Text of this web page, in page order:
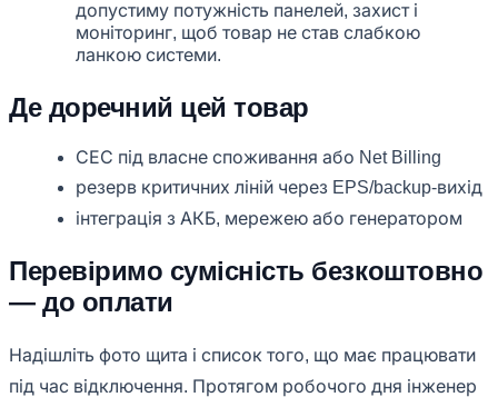
допустиму потужність панелей, захист і
моніторинг, щоб товар не став слабкою
ланкою системи.
Де доречний цей товар
СЕС під власне споживання або Net Billing
резерв критичних ліній через EPS/backup-вихід
інтеграція з АКБ, мережею або генератором
Перевіримо сумісність безкоштовно
— до оплати
Надішліть фото щита і список того, що має працювати
під час відключення. Протягом робочого дня інженер